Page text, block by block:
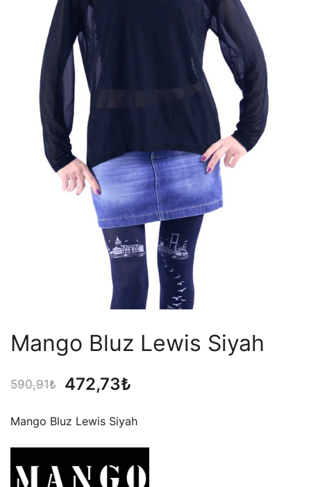
Mango Bluz Lewis Siyah
590,91₺
Orijinal
472,73₺
472,73₺.
Mango Bluz Lewis Siyah